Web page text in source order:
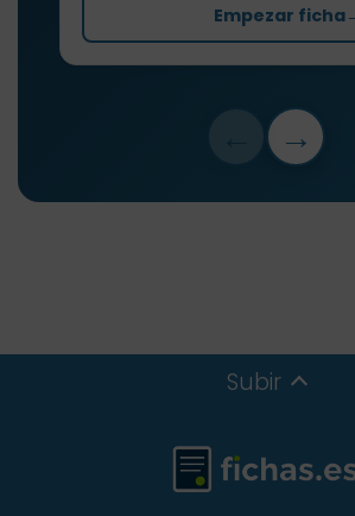
Empezar ficha
→
Subir